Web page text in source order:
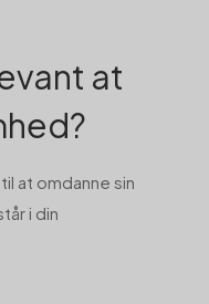
at
at omdanne sin
i din